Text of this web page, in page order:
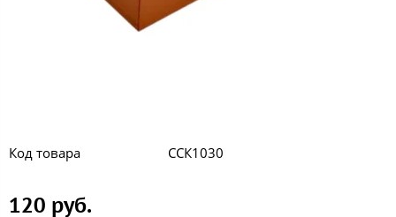
Код товара ССК1030
120 руб.